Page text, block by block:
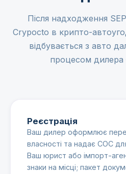
Після надходження
Crypocto в крипто-
відбувається з авто
процесом
Реєстрація
Ваш дилер оформлює
власності та надає COC
Ваш юрист або імпорт-
знаки на місці; пакет